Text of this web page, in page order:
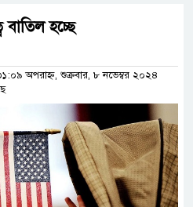
বাতিল হচ্ছে
অপরাহ্ন, শুক্রবার, ৮ নভেম্বর ২০২৪